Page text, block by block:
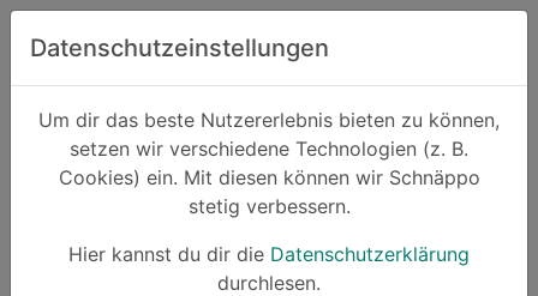
Zum Hauptinhalt springen
Datenschutzeinstellungen
Um dir das beste Nutzererlebnis bieten zu können,
setzen wir verschiedene Technologien (z. B.
Cookies) ein. Mit diesen können wir Schnäppo
stetig verbessern.
Hier kannst du dir die Datenschutzerklärung
durchlesen.
Suchen
Schnäppchen Mode
Cashback